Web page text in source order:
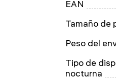
EAN
Tamaño de
Peso del
Tipo de
nocturna